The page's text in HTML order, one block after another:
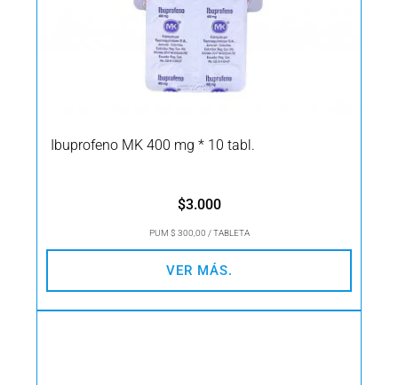
Ibuprofeno MK 400 mg * 10 tabl.
$3.000
PUM $ 300,00 / TABLETA
VER MÁS.